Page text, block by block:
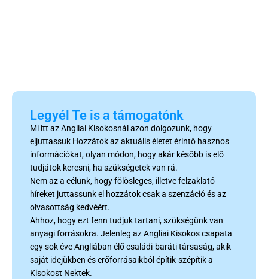
Legyél Te is a támogatónk
Mi itt az Angliai Kisokosnál azon dolgozunk, hogy
eljuttassuk Hozzátok az aktuális életet érintő hasznos
információkat, olyan módon, hogy akár később is elő
tudjátok keresni, ha szükségetek van rá.
Nem az a célunk, hogy fölösleges, illetve felzaklató
híreket juttassunk el hozzátok csak a szenzáció és az
olvasottság kedvéért.
Ahhoz, hogy ezt fenn tudjuk tartani, szükségünk van
anyagi forrásokra. Jelenleg az Angliai Kisokos csapata
egy sok éve Angliában élő családi-baráti társaság, akik
saját idejükben és erőforrásaikból építik-szépítik a
Kisokost Nektek.